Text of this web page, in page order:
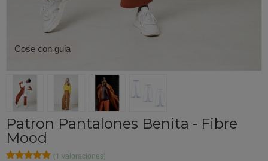
Cose con guia
Patron Pantalones Benita - Fibre
Mood
★★★★★
★★★★★ (1 valoraciones)